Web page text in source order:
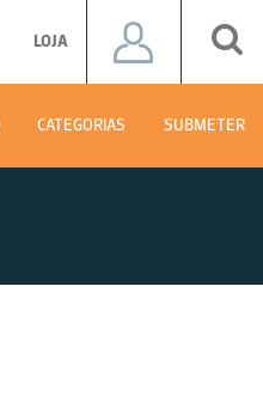
LOJA
CATEGORIAS SUBMETER